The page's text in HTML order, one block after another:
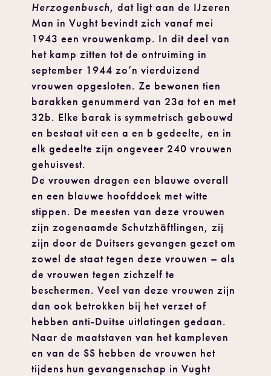
Herzogenbusch, dat ligt aan de IJzeren
Man in Vught bevindt zich vanaf mei
1943 een vrouwenkamp. In dit deel van
het kamp zitten tot de ontruiming in
september 1944 zo’n vierduizend
vrouwen opgesloten. Ze bewonen tien
barakken genummerd van 23a tot en met
32b. Elke barak is symmetrisch gebouwd
en bestaat uit een a en b gedeelte, en in
elk gedeelte zijn ongeveer 240 vrouwen
gehuisvest.
De vrouwen dragen een blauwe overall
en een blauwe hoofddoek met witte
stippen. De meesten van deze vrouwen
zijn zogenaamde Schutzhäftlingen, zij
zijn door de Duitsers gevangen gezet om
zowel de staat tegen deze vrouwen – als
de vrouwen tegen zichzelf te
beschermen. Veel van deze vrouwen zijn
dan ook betrokken bij het verzet of
hebben anti-Duitse uitlatingen gedaan.
Naar de maatstaven van het kampleven
en van de SS hebben de vrouwen het
tijdens hun gevangenschap in Vught